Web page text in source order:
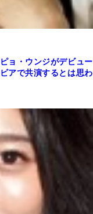
ョ・ウンジがデビュー
アで共演するとは思わ